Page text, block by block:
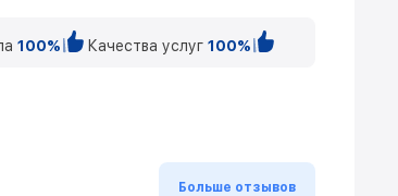
100% Качества услуг 100%
Больше отзывов